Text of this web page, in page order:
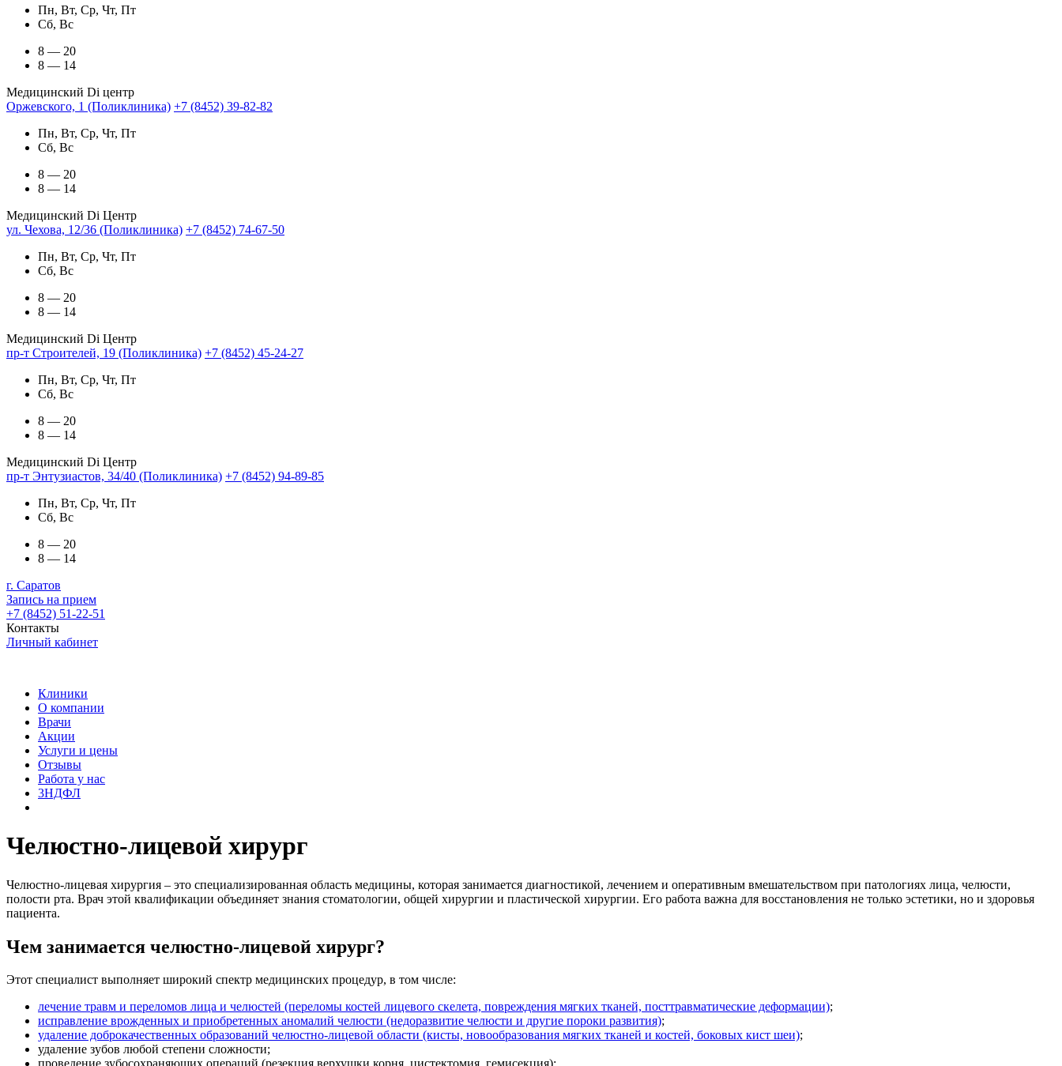
Пн, Вт, Ср, Чт, Пт
Сб, Вс
8 — 20
8 — 14
Медицинский Di центр
Оржевского, 1 (Поликлиника) +7 (8452) 39-82-82
Пн, Вт, Ср, Чт, Пт
Сб, Вс
8 — 20
8 — 14
Медицинский Di Центр
ул. Чехова, 12/36 (Поликлиника) +7 (8452) 74-67-50
Пн, Вт, Ср, Чт, Пт
Сб, Вс
8 — 20
8 — 14
Медицинский Di Центр
пр-т Строителей, 19 (Поликлиника) +7 (8452) 45-24-27
Пн, Вт, Ср, Чт, Пт
Сб, Вс
8 — 20
8 — 14
Медицинский Di Центр
пр-т Энтузиастов, 34/40 (Поликлиника) +7 (8452) 94-89-85
Пн, Вт, Ср, Чт, Пт
Сб, Вс
8 — 20
8 — 14
г. Саратов
Запись на прием
+7 (8452) 51-22-51
Контакты
Личный кабинет
Клиники
О компании
Врачи
Акции
Услуги и цены
Отзывы
Работа у нас
3НДФЛ
Челюстно-лицевой хирург
Челюстно-лицевая хирургия – это специализированная область медицины, которая занимается диагностикой, лечением и оперативным вмешательством при патологиях лица, челюсти,
полости рта. Врач этой квалификации объединяет знания стоматологии, общей хирургии и пластической хирургии. Его работа важна для восстановления не только эстетики, но и здоровья
пациента.
Чем занимается челюстно-лицевой хирург?
Этот специалист выполняет широкий спектр медицинских процедур, в том числе:
лечение травм и переломов лица и челюстей (переломы костей лицевого скелета, повреждения мягких тканей, посттравматические деформации);
исправление врожденных и приобретенных аномалий челюсти (недоразвитие челюсти и другие пороки развития);
удаление доброкачественных образований челюстно-лицевой области (кисты, новообразования мягких тканей и костей, боковых кист шеи);
удаление зубов любой степени сложности;